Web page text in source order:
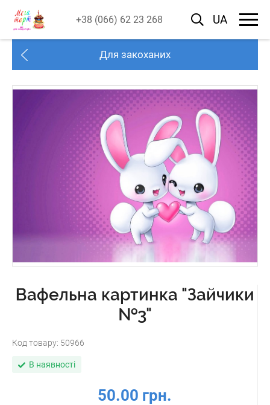
+38 (066) 62 23 268 UA
Для закоханих
Вафельна картинка "Зайчики
№3"
Код товару: 50966
В наявності
50.00 грн.